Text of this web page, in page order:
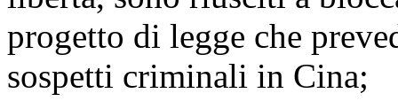
progetto di legge che
sospetti criminali in Cina;